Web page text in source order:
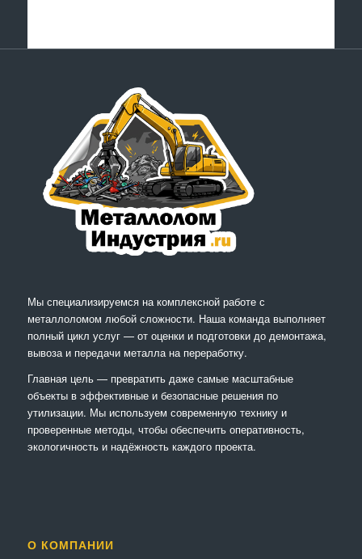
Мы специализируемся на комплексной работе с
металлоломом любой сложности. Наша команда выполняет
полный цикл услуг — от оценки и подготовки до демонтажа,
вывоза и передачи металла на переработку.
Главная цель — превратить даже самые масштабные
объекты в эффективные и безопасные решения по
утилизации. Мы используем современную технику и
проверенные методы, чтобы обеспечить оперативность,
экологичность и надёжность каждого проекта.
О КОМПАНИИ